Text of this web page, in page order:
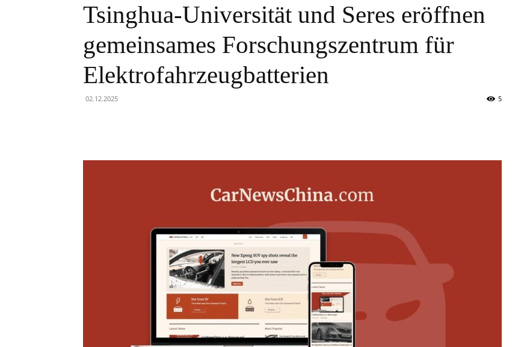
Tsinghua-Universität und Seres eröffnen
gemeinsames Forschungszentrum für
Elektrofahrzeugbatterien
02.12.2025 5